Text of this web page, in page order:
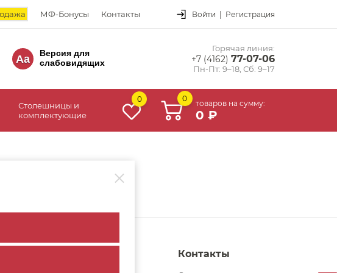
МФ-Бонусы Контакты Войти | Регистрация
Aa
Версия для
слабовидящих
Горячая линия:
+7 (4162) 77-07-06
Пн-Пт: 9–18, Сб: 9–17
Столешницы и
комплектующие
0 0
товаров на сумму:
0 ₽
Контакты